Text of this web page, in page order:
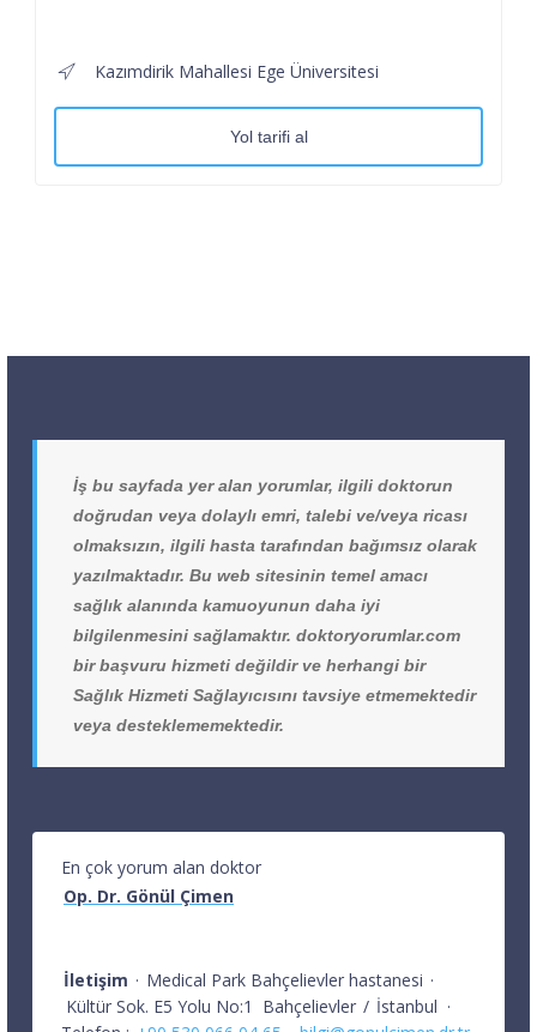
Kazımdirik Mahallesi Ege Üniversitesi
Yol tarifi al
İş bu sayfada yer alan yorumlar, ilgili doktorun
doğrudan veya dolaylı emri, talebi ve/veya ricası
olmaksızın, ilgili hasta tarafından bağımsız olarak
yazılmaktadır. Bu web sitesinin temel amacı
sağlık alanında kamuoyunun daha iyi
bilgilenmesini sağlamaktır. doktoryorumlar.com
bir başvuru hizmeti değildir ve herhangi bir
Sağlık Hizmeti Sağlayıcısını tavsiye etmemektedir
veya desteklememektedir.
En çok yorum alan doktor
Op. Dr. Gönül Çimen
İletişim · Medical Park Bahçelievler hastanesi ·
Kültür Sok. E5 Yolu No:1
Bahçelievler / İstanbul ·